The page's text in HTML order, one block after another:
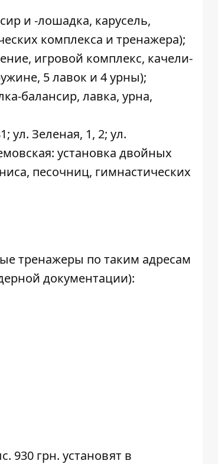
и -лошадка, карусель,
комплекса и тренажера);
игровой комплекс, качели-
5 лавок и 4 урны);
балансир, лавка, урна,
ул. Зеленая, 1, 2; ул.
установка двойных
песочниц, гимнастических
тренажеры по таким адресам
документации):
930 грн. установят в